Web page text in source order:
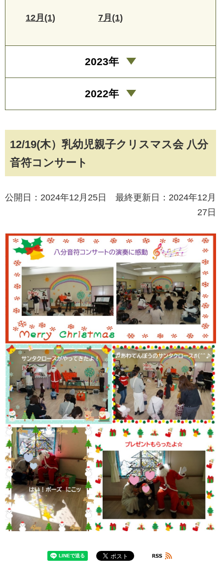
12/19(木）乳幼児親子クリスマス会 八分
音符コンサート
公開日：2024年12月25日 最終更新日：2024年12月
27日
12月(1) 7月(1)
2023年
2022年